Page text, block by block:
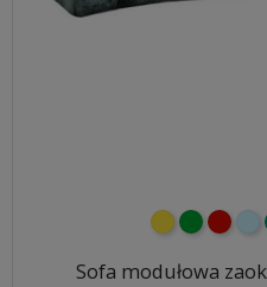
żółtyzielony
Sofa modułowa